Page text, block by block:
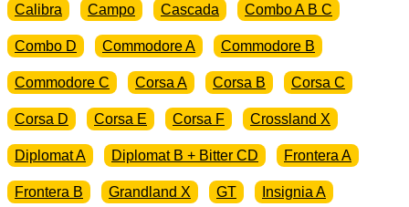
Calibra Campo Cascada Combo A B C
Combo D Commodore A Commodore B
Commodore C Corsa A Corsa B Corsa C
Corsa D Corsa E Corsa F Crossland X
Diplomat A Diplomat B + Bitter CD Frontera A
Frontera B Grandland X GT Insignia A